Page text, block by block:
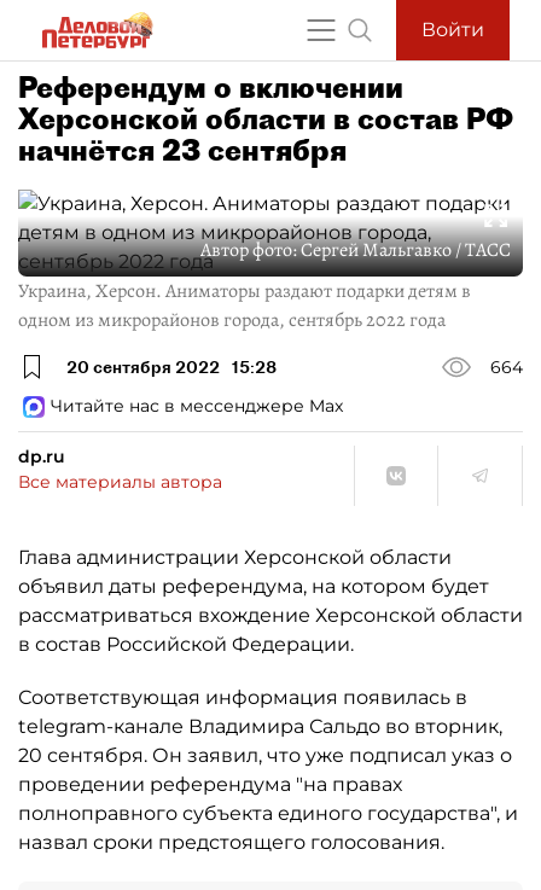
Войти
Референдум о включении
Херсонской области в состав РФ
начнётся 23 сентября
Автор фото:Сергей Мальгавко / ТАСС
Украина, Херсон. Аниматоры раздают подарки детям в
одном из микрорайонов города, сентябрь 2022 года
20 сентября 2022 15:28
664
Читайте нас в мессенджере Max
dp.ru
Все материалы автора
Глава администрации Херсонской области
объявил даты референдума, на котором будет
рассматриваться вхождение Херсонской области
в состав Российской Федерации.
Соответствующая информация появилась в
telegram-канале Владимира Сальдо во вторник,
20 сентября. Он заявил, что уже подписал указ о
проведении референдума "на правах
полноправного субъекта единого государства", и
назвал сроки предстоящего голосования.